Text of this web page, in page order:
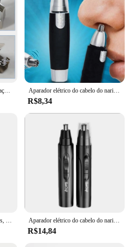
Aparador elétrico do cabelo do nariz e da orelha, depilador do nariz para homens e mulheres
R$8,34
Aço inoxidável Nose Hair Shears, Depilação Facial, Ear e Nariz Sobrancelha Trimming, Fine Care Aparador elétrico do cabelo do nariz para homens e mulheres, orelha e nariz cabelo aparador, indolor, preto, profissional
R$14,84